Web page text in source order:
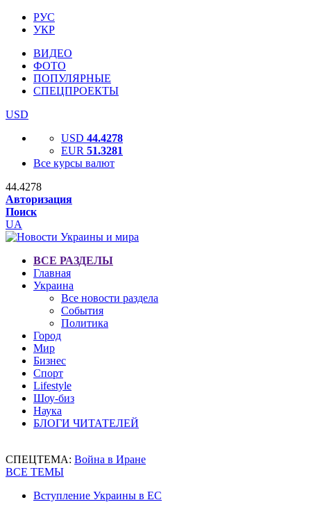
РУС
УКР
ВИДЕО
ФОТО
ПОПУЛЯРНЫЕ
СПЕЦПРОЕКТЫ
USD
USD 44.4278
EUR 51.3281
Все курсы валют
44.4278
Авторизация
Поиск
UA
ВСЕ РАЗДЕЛЫ
Главная
Украина
Все новости раздела
События
Политика
Город
Мир
Бизнес
Спорт
Lifestyle
Шоу-биз
Наука
БЛОГИ ЧИТАТЕЛЕЙ
СПЕЦТЕМА: Война в Иране
ВСЕ ТЕМЫ
Вступление Украины в ЕС